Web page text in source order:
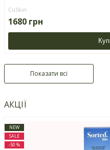
CuSkin
1680 грн
Показати всі
АКЦІЇ
NEW
SALE
-50 %